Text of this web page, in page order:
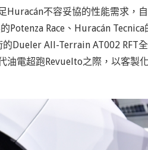
Huracán不容妥協的性能需求，自
Potenza Race、Huracán Tecnica
Dueler All-Terrain AT002 RFT全
油電超跑Revuelto之際，以客製